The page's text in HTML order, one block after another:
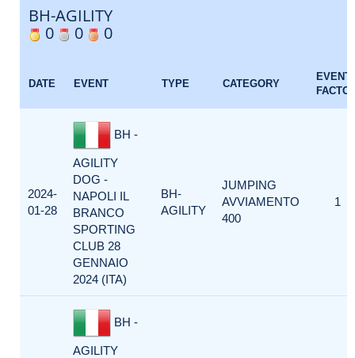
BH-AGILITY
0
0 0
DATE EVENT TYPE CATEGORY
EVENT
2024-
01-28
BH -
AGILITY
DOG -
NAPOLI IL
BRANCO
SPORTING
CLUB 28
GENNAIO
2024 (ITA)
BH-
AGILITY
JUMPING
AVVIAMENTO
400
1
BH -
AGILITY